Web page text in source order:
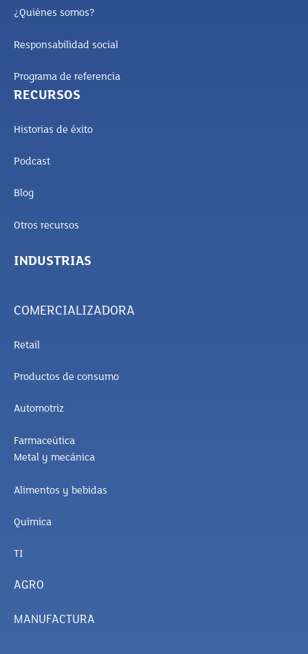
¿Quiénes somos?
Responsabilidad social
Programa de referencia
RECURSOS
Historias de éxito
Podcast
Blog
Otros recursos
INDUSTRIAS
COMERCIALIZADORA
Retail
Productos de consumo
Automotriz
Farmaceútica
Metal y mecánica
Alimentos y bebidas
Química
TI
AGRO
MANUFACTURA